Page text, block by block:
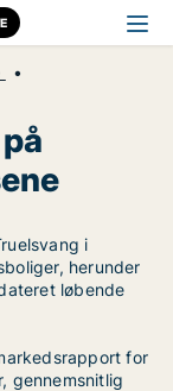
i
herunder
løbende
for
gennemsnitlig